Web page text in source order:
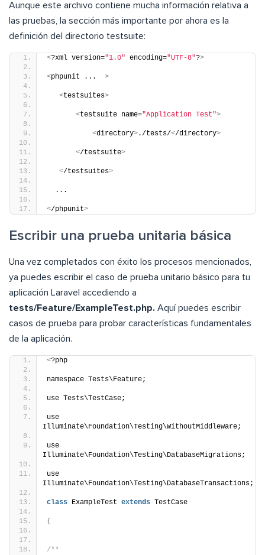
Aunque este archivo contiene mucha información relativa a
las pruebas, la sección más importante por ahora es la
definición del directorio testsuite:
<?xml version="1.0" encoding="UTF-8"?>
<phpunit ... >
<testsuites>
<testsuite name="Application Test">
<directory>./tests/</directory>
</testsuite>
</testsuites>
  ...
</phpunit>
Escribir una prueba unitaria básica
Una vez completados con éxito los procesos mencionados,
ya puedes escribir el caso de prueba unitario básico para tu
aplicación Laravel accediendo a
tests/Feature/ExampleTest.php. Aquí puedes escribir
casos de prueba para probar características fundamentales
de la aplicación.
<?php
namespace Tests\Feature;
use Tests\TestCase;
use
Illuminate\Foundation\Testing\WithoutMiddleware;
use
Illuminate\Foundation\Testing\DatabaseMigrations;
use
Illuminate\Foundation\Testing\DatabaseTransactions;
class ExampleTest extends TestCase
{
/**